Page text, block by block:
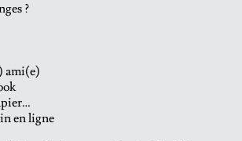
?
ami(e)
en ligne